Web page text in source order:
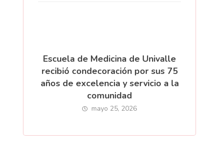
Escuela de Medicina de Univalle
recibió condecoración por sus 75
años de excelencia y servicio a la
comunidad
mayo 25, 2026